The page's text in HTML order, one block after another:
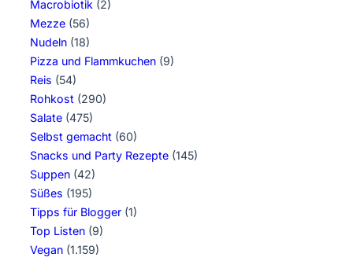
Macrobiotik (2)
Mezze (56)
Nudeln (18)
Pizza und Flammkuchen (9)
Reis (54)
Rohkost (290)
Salate (475)
Selbst gemacht (60)
Snacks und Party Rezepte (145)
Suppen (42)
Süßes (195)
Tipps für Blogger (1)
Top Listen (9)
Vegan (1.159)